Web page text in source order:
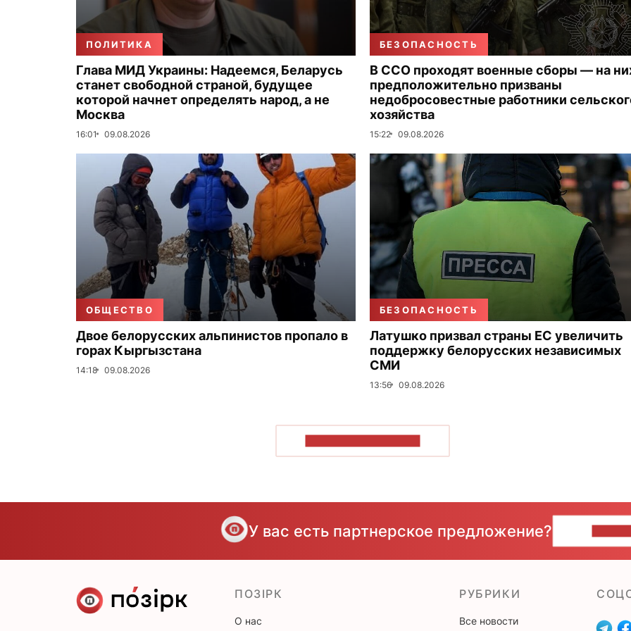
ПОЛИТИКА
Глава МИД Украины: Надеемся, Беларусь
станет свободной страной, будущее
которой начнет определять народ, а не
Москва
16:01 09.08.2026
БЕЗОПАСНОСТЬ
В ССО проходят военные сборы — на
предположительно призваны
недобросовестные работники
хозяйства
15:22 09.08.2026
ОБЩЕСТВО
Двое белорусских альпинистов пропало в
горах Кыргызстана
14:18 09.08.2026
БЕЗОПАСНОСТЬ
Латушко призвал страны ЕС увеличить
поддержку белорусских независимых
СМИ
13:56 09.08.2026
У вас есть партнерское предложение?
ПОЗІРК
О нас
РУБРИКИ
Все новости